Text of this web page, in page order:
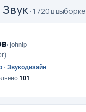
· 1 720 в выборке
› johnlp
· Звукодизайн
101